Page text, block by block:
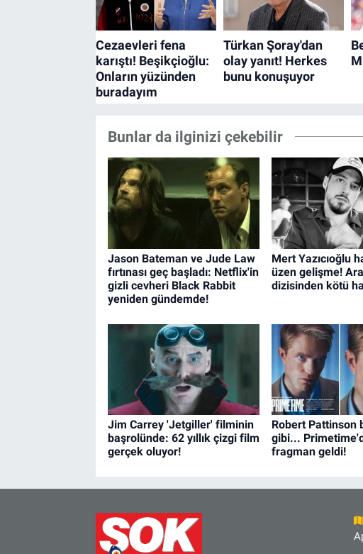
Bunlar da ilginizi çekebilir
Jason Bateman ve Jude Law
fırtınası geç başladı: Netflix'in
gizli cevheri Black Rabbit
yeniden gündemde!
Mert Yazıcıoğlu
üzen gelişme!
dizisinden kötü
Jim Carrey 'Jetgiller' filminin
başrolünde: 62 yıllık çizgi film
gerçek oluyor!
Robert Pattinson
gibi...
fragman geldi!